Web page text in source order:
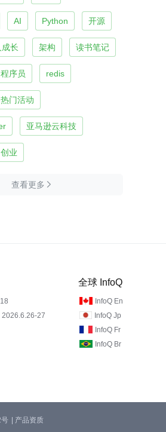
AI Python 开源
长 架构 读书笔记
程序员 redis
热门活动
亚马逊云科技
创业
查看更多 
2026.6.26-27
全球 InfoQ
InfoQ En
InfoQ Jp
InfoQ Fr
InfoQ Br
| 产品资质